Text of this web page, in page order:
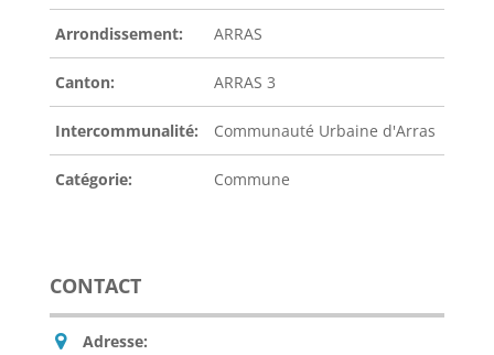
Arrondissement: ARRAS
Canton: ARRAS 3
Intercommunalité: Communauté Urbaine d'Arras
Catégorie: Commune
CONTACT
Adresse: